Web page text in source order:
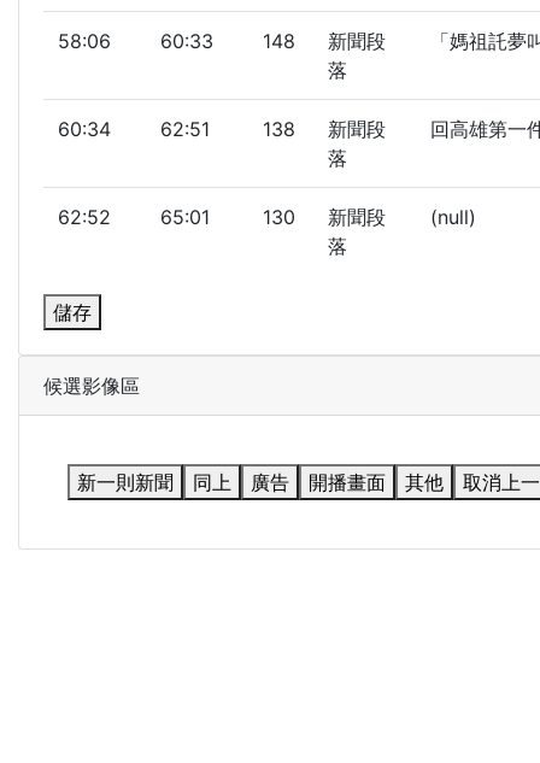
58:06 60:33 148
新聞段
落
「媽祖託
60:34 62:51 138
新聞段
落
回高雄第一
62:52 65:01 130
新聞段
落
(null)
儲存
候選影像區
新一則新聞 同上 廣告 開播畫面 其他 取消上